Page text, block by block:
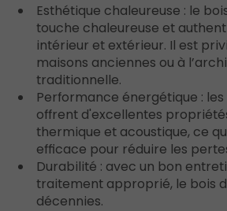
Esthétique chaleureuse : le
touche chaleureuse et
intérieur et extérieur. Il est
maisons anciennes ou à
traditionnelle.
Performance énergétique :
offrent d'excellentes
thermique et acoustique, ce
efficace pour réduire les
Durabilité : avec un bon
traitement approprié, le bois
décennies.